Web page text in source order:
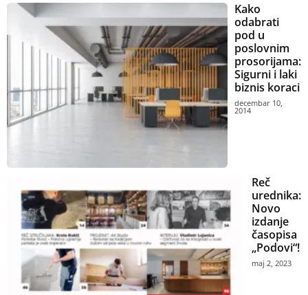
Kako
odabrati
pod u
poslovnim
prosorijama:
Sigurni i laki
biznis koraci
decembar 10,
2014
Reč
urednika:
Novo
izdanje
časopisa
„Podovi“!
maj 2, 2023